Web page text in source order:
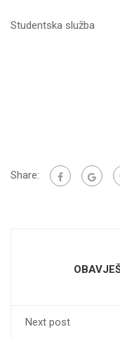
Studentska služba
Share:
Next post